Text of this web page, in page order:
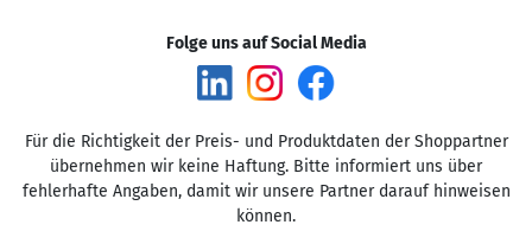
Folge uns auf Social Media
Für die Richtigkeit der Preis- und Produktdaten der Shoppartner
übernehmen wir keine Haftung. Bitte informiert uns über
fehlerhafte Angaben, damit wir unsere Partner darauf hinweisen
können.